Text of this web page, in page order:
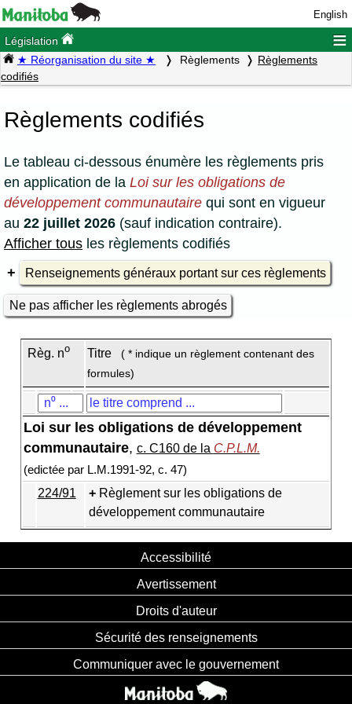
English
Législation ≡
★ Réorganisation du site ★ Règlements
Règlements
codifiés
Règlements codifiés
Le tableau ci-dessous énumère les règlements pris
en application de la Loi sur les obligations de
développement communautaire qui sont en vigueur
au 22 juillet 2026 (sauf indication contraire).
Afficher tous les règlements codifiés
Renseignements généraux portant sur ces règlements
Ne pas afficher les règlements abrogés
Règ. no Titre
( * indique un règlement contenant des
formules)
Loi sur les obligations de développement
communautaire, c. C160 de la C.P.L.M.
(edictée par L.M.1991-92, c. 47)
224/91
Règlement sur les obligations de
développement communautaire
Accessibilité
Avertissement
Droits d'auteur
Sécurité des renseignements
Communiquer avec le gouvernement